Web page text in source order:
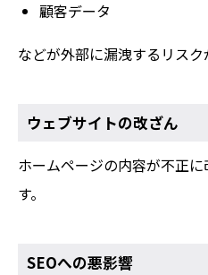
顧客データ
などが外部に漏洩するリスク
ウェブサイトの改ざん
ホームページの内容が不正
す。
SEOへの悪影響